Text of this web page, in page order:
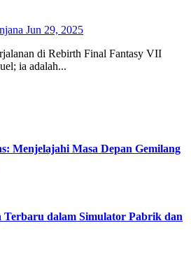
Jun 29, 2025
ia adalah...
Menjelajahi Masa Depan Gemilang
Terbaru dalam Simulator Pabrik dan